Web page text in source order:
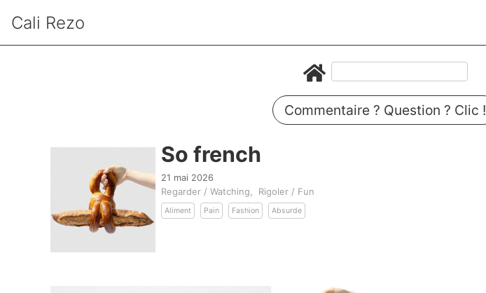
Cali Rezo
Commentaire ? Question ? Clic !
So french
21 mai 2026
Regarder / Watching Rigoler / Fun
Aliment Pain Fashion Absurde